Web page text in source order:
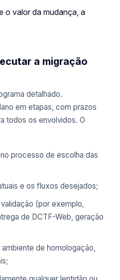
o valor da mudança, a
a migração
detalhado.
em etapas, com prazos
todos os envolvidos. O
processo de escolha das
e os fluxos desejados;
(por exemplo,
de DCTF-Web, geração
de homologação,